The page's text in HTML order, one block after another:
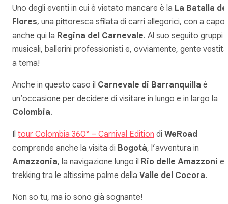
Uno degli eventi in cui è vietato mancare è la La Batalla de
Flores, una pittoresca sfilata di carri allegorici, con a capo
anche qui la Regina del Carnevale. Al suo seguito gruppi
musicali, ballerini professionisti e, ovviamente, gente vestita
a tema!
Anche in questo caso il Carnevale di Barranquilla è
un’occasione per decidere di visitare in lungo e in largo la
Colombia.
Il tour Colombia 360° – Carnival Edition di WeRoad
comprende anche la visita di Bogotà, l’avventura in
Amazzonia, la navigazione lungo il Rio delle Amazzoni e
trekking tra le altissime palme della Valle del Cocora.
Non so tu, ma io sono già sognante!